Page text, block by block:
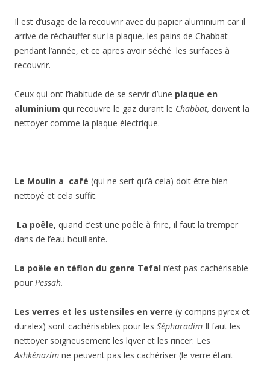
Il est d’usage de la recouvrir avec du papier aluminium car il
arrive de réchauffer sur la plaque, les pains de Chabbat
pendant l’année, et ce apres avoir séché les surfaces à
recouvrir.
Ceux qui ont l’habitude de se servir d’une plaque en
aluminium qui recouvre le gaz durant le Chabbat, doivent la
nettoyer comme la plaque électrique.
Le Moulin a café (qui ne sert qu’à cela) doit être bien
nettoyé et cela suffit.
La poêle, quand c’est une poêle à frire, il faut la tremper
dans de l’eau bouillante.
La poêle en téflon du genre Tefal n’est pas cachérisable
pour Pessah.
Les verres et les ustensiles en verre (y compris pyrex et
duralex) sont cachérisables pour les Sépharadim Il faut les
nettoyer soigneusement les lqver et les rincer. Les
Ashkénazim ne peuvent pas les cachériser (le verre étant